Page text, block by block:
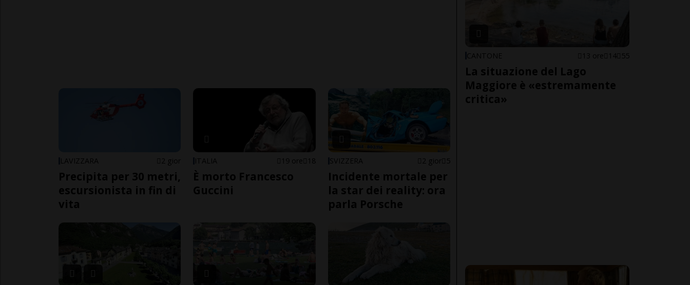
LAVIZZARA 2 gior
Precipita per 30 metri,
escursionista in fin di
vita
ITALIA 19 ore 18
È morto Francesco
Guccini
SVIZZERA 2 gior 5
Incidente mortale per
la star dei reality: ora
parla Porsche
CANTONE 13 ore 14 55
La situazione del Lago
Maggiore è «estremamente
critica»